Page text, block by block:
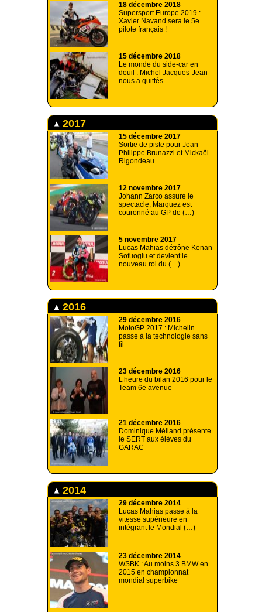
18 décembre 2018
Supersport Europe 2019 :
Xavier Navand sera le 5e
pilote français !
15 décembre 2018
Le monde du side-car en
deuil : Michel Jacques-Jean
nous a quittés
2017
15 décembre 2017
Sortie de piste pour Jean-
Philippe Brunazzi et Mickaël
Rigondeau
12 novembre 2017
Johann Zarco assure le
spectacle, Marquez est
couronné au GP de (…)
5 novembre 2017
Lucas Mahias détrône Kenan
Sofuoglu et devient le
nouveau roi du (…)
2016
29 décembre 2016
MotoGP 2017 : Michelin
passe à la technologie sans
fil
23 décembre 2016
L’heure du bilan 2016 pour le
Team 6e avenue
21 décembre 2016
Dominique Méliand présente
le SERT aux élèves du
GARAC
2014
29 décembre 2014
Lucas Mahias passe à la
vitesse supérieure en
intégrant le Mondial (…)
23 décembre 2014
WSBK : Au moins 3 BMW en
2015 en championnat
mondial superbike